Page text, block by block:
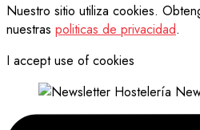
Nuestro sitio utiliza cookies.
nuestras politicas de privacidad.
I accept use of cookies